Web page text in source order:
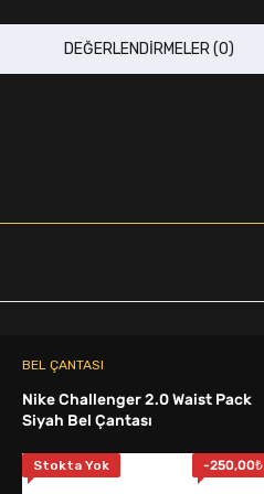
DEĞERLENDIRMELER (0)
BEL ÇANTASI
Nike Challenger 2.0 Waist Pack
Siyah Bel Çantası
Stokta Yok -250,00₺